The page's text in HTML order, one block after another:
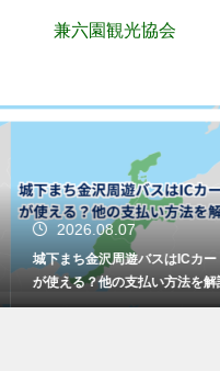
兼六園観光協会
2026.08.07
城下まち金沢周遊バスはICカード
が使える？他の支払い方法を解説